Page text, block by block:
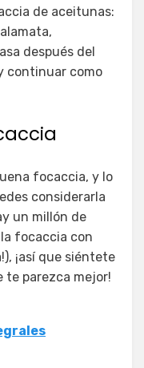
de aceitunas:
después del
continuar como
focaccia, y lo
considerarla
un millón de
focaccia con
¡así que siéntete
te parezca mejor!